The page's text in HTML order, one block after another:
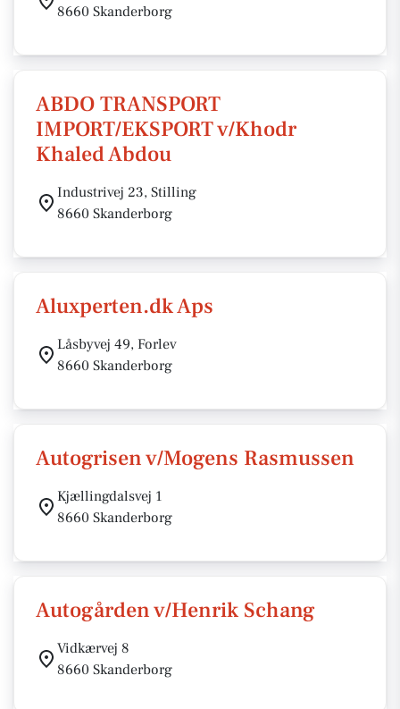
8660 Skanderborg
ABDO TRANSPORT
IMPORT/EKSPORT v/Khodr
Khaled Abdou
Industrivej 23, Stilling
8660 Skanderborg
Aluxperten.dk Aps
Låsbyvej 49, Forlev
8660 Skanderborg
Autogrisen v/Mogens Rasmussen
Kjællingdalsvej 1
8660 Skanderborg
Autogården v/Henrik Schang
Vidkærvej 8
8660 Skanderborg